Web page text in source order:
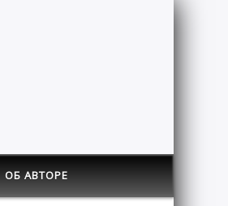
ОБ АВТОРЕ